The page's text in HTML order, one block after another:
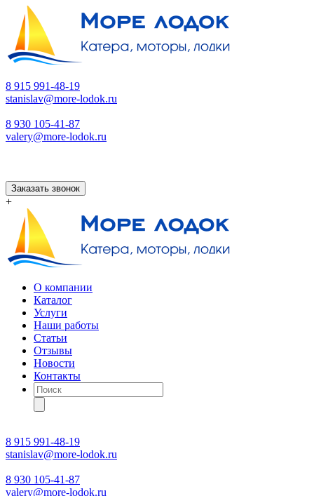
8 915 991-48-19
stanislav@more-lodok.ru
8 930 105-41-87
valery@more-lodok.ru
Заказать звонок
+
О компании
Каталог
Услуги
Наши работы
Статьи
Отзывы
Новости
Контакты
Поиск
товаров
8 915 991-48-19
stanislav@more-lodok.ru
8 930 105-41-87
valery@more-lodok.ru